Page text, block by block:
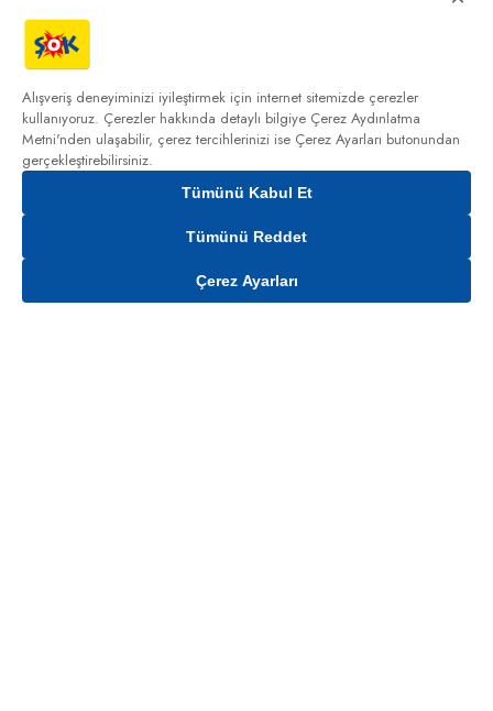
Gelince Haber Ver
Alışveriş deneyiminizi iyileştirmek için internet sitemizde çerezler
kullanıyoruz. Çerezler hakkında detaylı bilgiye Çerez Aydınlatma
Metni'nden ulaşabilir, çerez tercihlerinizi ise Çerez Ayarları butonundan
gerçekleştirebilirsiniz.
Tümünü Kabul Et
Tümünü Reddet
Çerez Ayarları